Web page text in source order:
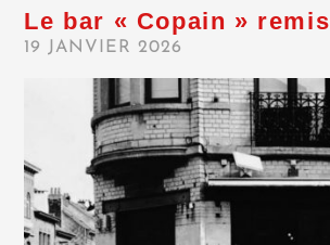
Le bar « Copain » remis
19 JANVIER 2026